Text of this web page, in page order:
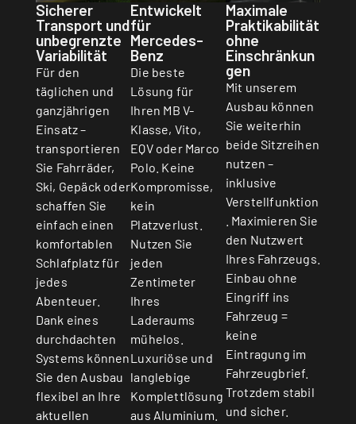
Sicherer
Transport und
unbegrenzte
Variabilität
Für den
täglichen und
ganzjährigen
Einsatz –
transportieren
Sie Fahrräder,
Ski, Gepäck oder
schaffen Sie
einfach einen
komfortablen
Schlafplatz für
jedes
Abenteuer.
Dank eines
durchdachten
Systems können
Sie den Ausbau
flexibel an Ihre
aktuellen
Entwickelt
für
Mercedes-
Benz
Die beste
Lösung für
Ihren MB V-
Klasse, Vito,
EQV oder Marco
Polo. Keine
Kompromisse,
kein
Platzverlust.
Nutzen Sie
jeden
Zentimeter
Ihres
Laderaums
mühelos.
Luxuriöse und
langlebige
Komplettlösung
aus Aluminium.
Maximale
Praktikabilität
ohne
Einschränkun
gen
Mit unserem
Ausbau können
Sie weiterhin
beide Sitzreihen
nutzen –
inklusive
Verstellfunktion
. Maximieren Sie
den Nutzwert
Ihres Fahrzeugs.
Einbau ohne
Eingriff ins
Fahrzeug =
keine
Eintragung im
Fahrzeugbrief.
Trotzdem stabil
und sicher.